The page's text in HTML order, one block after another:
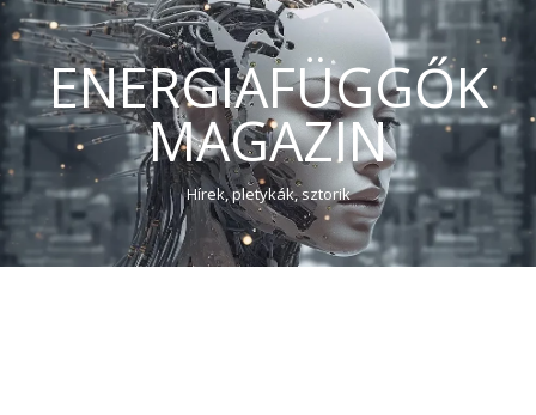
ENERGIAFÜGGŐK
MAGAZIN
Hírek, pletykák, sztorik